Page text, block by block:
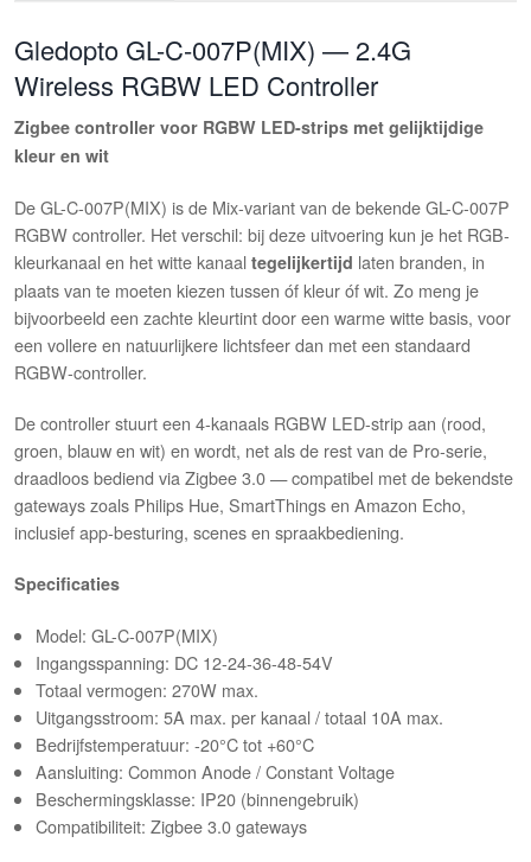
Gledopto GL-C-007P(MIX) — 2.4G
Wireless RGBW LED Controller
Zigbee controller voor RGBW LED-strips met gelijktijdige
kleur en wit
De GL-C-007P(MIX) is de Mix-variant van de bekende GL-C-007P
RGBW controller. Het verschil: bij deze uitvoering kun je het RGB-
kleurkanaal en het witte kanaaltegelijkertijd laten branden, in
plaats van te moeten kiezen tussen óf kleur óf wit. Zo meng je
bijvoorbeeld een zachte kleurtint door een warme witte basis, voor
een vollere en natuurlijkere lichtsfeer dan met een standaard
RGBW-controller.
De controller stuurt een 4-kanaals RGBW LED-strip aan (rood,
groen, blauw en wit) en wordt, net als de rest van de Pro-serie,
draadloos bediend via Zigbee 3.0 — compatibel met de bekendste
gateways zoals Philips Hue, SmartThings en Amazon Echo,
inclusief app-besturing, scenes en spraakbediening.
Specificaties
Model: GL-C-007P(MIX)
Ingangsspanning: DC 12-24-36-48-54V
Totaal vermogen: 270W max.
Uitgangsstroom: 5A max. per kanaal / totaal 10A max.
Bedrijfstemperatuur: -20°C tot +60°C
Aansluiting: Common Anode / Constant Voltage
Beschermingsklasse: IP20 (binnengebruik)
Compatibiliteit: Zigbee 3.0 gateways